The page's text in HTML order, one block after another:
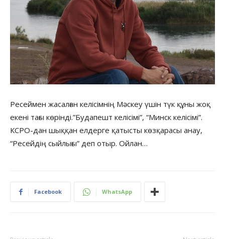
Ресеймен жасалған келісімнің Мәскеу үшін түк құны жоқ
екені тағы көрінді.”Будапешт келісімі”, “Минск келісімі”.
КСРО-дан шыққан елдерге қатысты көзқарасы анау,
“Ресейдің сыйлығы” деп отыр. Ойлан…
Facebook WhatsApp